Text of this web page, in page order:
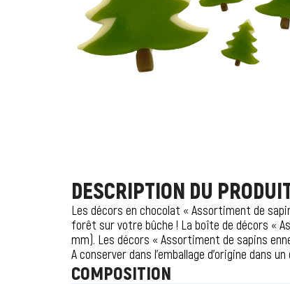
DESCRIPTION DU
Les décors en chocolat « Assortiment de
forêt sur votre bûche ! La boîte de décors «
mm). Les décors « Assortiment de sapins
A conserver dans l’emballage d’origine dans
COMPOSITION